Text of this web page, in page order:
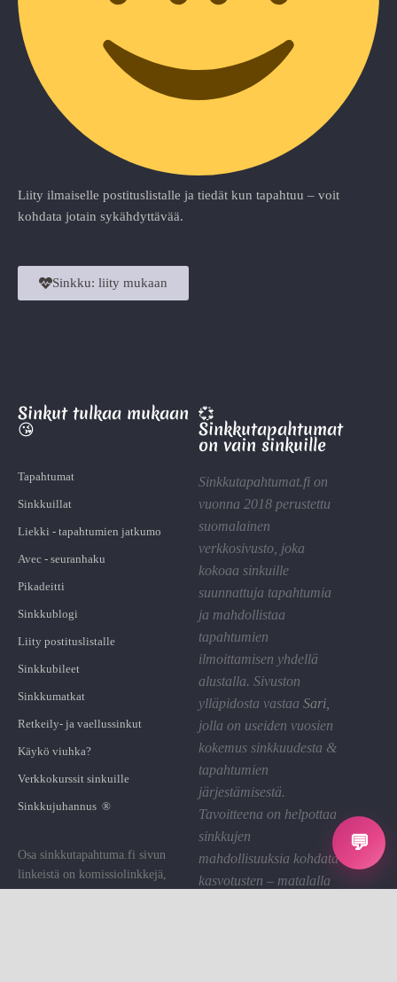
💬
Liity ilmaiselle postituslistalle ja tiedät kun tapahtuu – voit
kohdata jotain sykähdyttävää.
Sinkku: liity mukaan
Sinkut tulkaa mukaan
😘
Tapahtumat
Sinkkuillat
Liekki - tapahtumien jatkumo
Avec - seuranhaku
Pikadeitti
Sinkkublogi
Liity postituslistalle
Sinkkubileet
Sinkkumatkat
Retkeily- ja vaellussinkut
Käykö viuhka?
Verkkokurssit sinkuille
Sinkkujuhannus ®
Osa sinkkutapahtuma.fi sivun
linkeistä on komissiolinkkejä,
joiden kautta St saa pienen
💞
Sinkkutapahtumat
on vain sinkuille
Sinkkutapahtumat.fi on
vuonna 2018 perustettu
suomalainen
verkkosivusto, joka
kokoaa sinkuille
suunnattuja tapahtumia
ja mahdollistaa
tapahtumien
ilmoittamisen yhdellä
alustalla. Sivuston
ylläpidosta vastaa Sari
jolla on useiden vuosien
kokemus sinkkuudesta &
tapahtumien
järjestämisestä.
Tavoitteena on helpottaa
sinkkujen
mahdollisuuksia kohdata
kasvotusten – matalalla